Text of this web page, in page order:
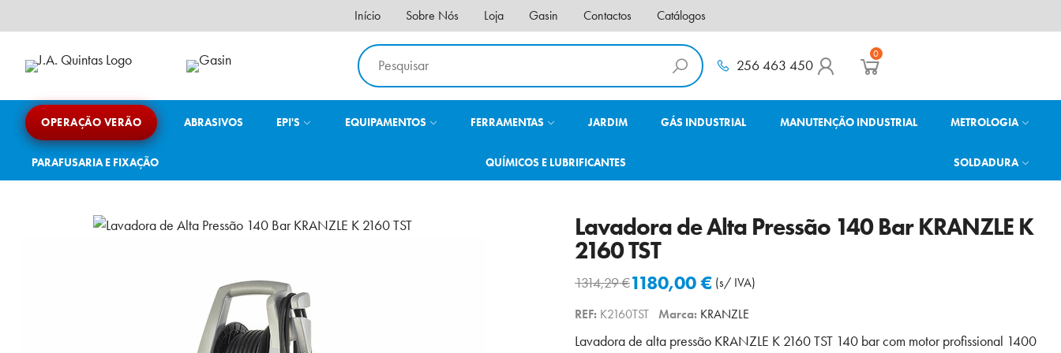
para
conteúdo
Início Sobre Nós Loja Gasin Contactos Catálogos
256 463 450
0
OPERAÇÃO VERÃO ABRASIVOS EPI'S EQUIPAMENTOS FERRAMENTAS JARDIM GÁS INDUSTRIAL MANUTENÇÃO INDUSTRIAL METROLOGIA
PARAFUSARIA E FIXAÇÃO QUÍMICOS E LUBRIFICANTES SOLDADURA
Lavadora de Alta Pressão 140 Bar KRANZLE K
2160 TST
1314,29€
O
preço
original
1180,00€
O
preço
atual
(s/ IVA)
REF: K2160TST Marca: KRANZLE
Lavadora de alta pressão KRANZLE K 2160 TST 140 bar com motor profissional 1400